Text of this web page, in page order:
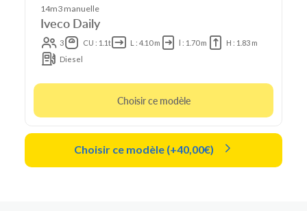
14m3 manuelle
Iveco Daily
3 CU : 1.1t L : 4.10 m l : 1.70 m
H : 1.83 m
Diesel
Choisir ce modèle
Choisir ce modèle (+40,00€)